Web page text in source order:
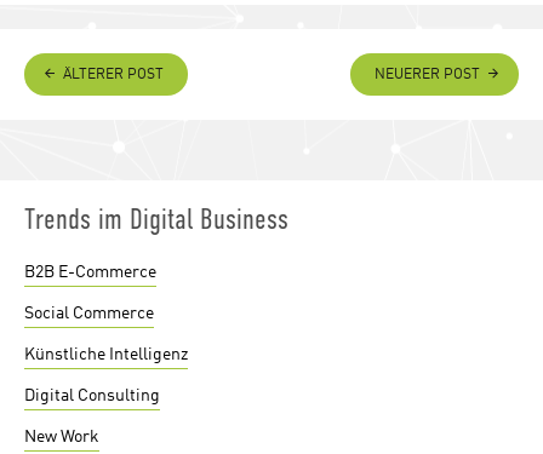
ÄLTERER POST NEUERER POST
Trends im Digital Business
B2B E-Commerce
Social Commerce
Künstliche Intelligenz
Digital Consulting
New Work